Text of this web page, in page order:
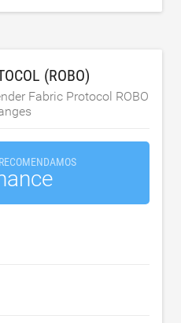
(ROBO)
Fabric Protocol ROBO